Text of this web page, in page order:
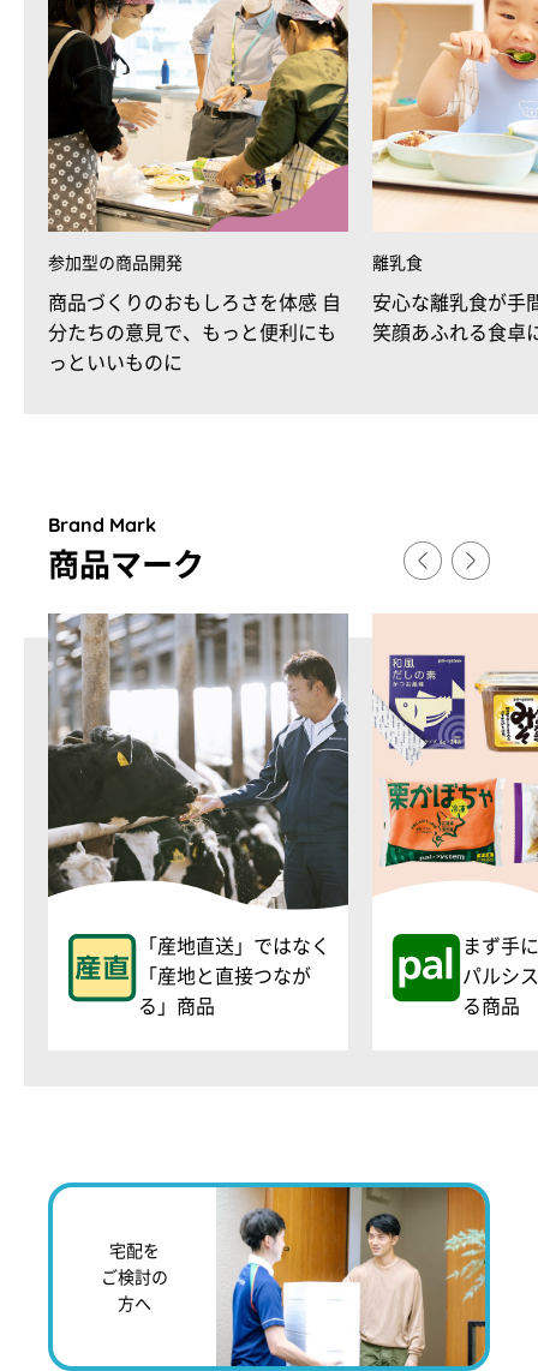
参加型の商品開発
商品づくりのおもしろさを体感 自
分たちの意見で、もっと便利にも
っといいものに
離乳食
安心な離乳食が手
笑顔あふれる食卓
Brand Mark
商品マーク
「産地直送」ではなく
「産地と直接つなが
る」商品
まず手
パルシ
る商品
宅配を
ご検討の
方へ